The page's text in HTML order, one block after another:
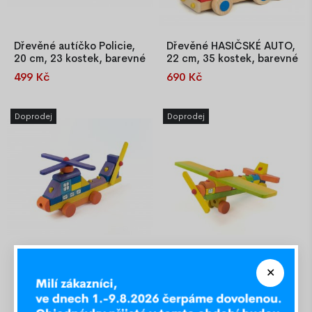
Dřevěné autíčko Policie,
20 cm, 23 kostek, barevné
Hračka se skládá z 23 ks
Jejich přemisťování a
aranžování rozvíjí koordinaci
schopnost koncentrace a
hlavně dělá dětem radost! Pro
děti od 2 let
499 Kč
Dřevěné HASIČSKÉ AUTO,
22 cm, 35 kostek, barevné
Sada se skládá z 35
přemisťování a aranžování
rozvíjí koordinaci dítěte,
dětem radost!
690 Kč
Doprodej
cm, 14 ks kostek, barevný
Sada se skládá ze 14
590 Kč
Doprodej
Dřevěné LETADLO, 34 cm,
16 kostek, barevné
Sada se skládá z 16
590 Kč